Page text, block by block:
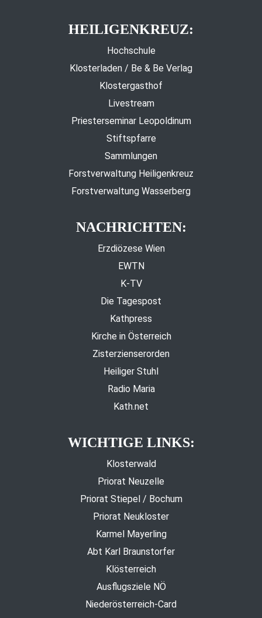
HEILIGENKREUZ:
Hochschule
Klosterladen / Be & Be Verlag
Klostergasthof
Livestream
Priesterseminar Leopoldinum
Stiftspfarre
Sammlungen
Forstverwaltung Heiligenkreuz
Forstverwaltung Wasserberg
NACHRICHTEN:
Erzdiözese Wien
EWTN
K-TV
Die Tagespost
Kathpress
Kirche in Österreich
Zisterzienserorden
Heiliger Stuhl
Radio Maria
Kath.net
WICHTIGE LINKS:
Klosterwald
Priorat Neuzelle
Priorat Stiepel / Bochum
Priorat Neukloster
Karmel Mayerling
Abt Karl Braunstorfer
Klösterreich
Ausflugsziele NÖ
Niederösterreich-Card